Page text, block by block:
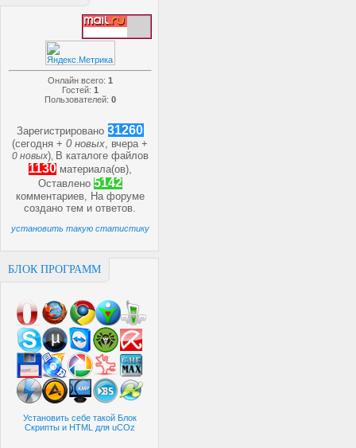
Онлайн всего: 1
Гостей: 1
Пользователей: 0
Зарегистрировано 31260
(сегодня +0 новых, вчера +
0 новых) В каталоге файлов
1130 материала(ов),
Оставлено 5142
комментариев, На форуме
созданотем иответов.
установить такую статистику
БЛОК ПРОГРАММ
Установить себе такой Блок
Скрипты и HTML для uCOz